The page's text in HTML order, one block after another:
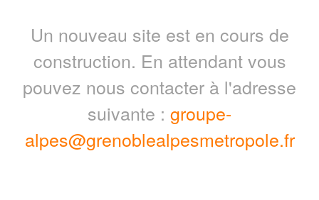
Un nouveau site est en cours de
construction. En attendant vous
pouvez nous contacter à l'adresse
suivante : groupe-
alpes@grenoblealpesmetropole.fr